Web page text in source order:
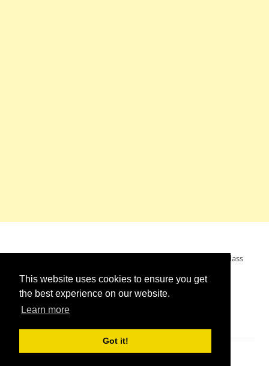
This website uses cookies to ensure you get
the best experience on our website.
Learn more
Got it!
Mein Wunsch: dass alle Menschen ohne Krieg leben dürfen, dass
alle Menschen den Krieg verurteilen und sich von den
Kriegstreibern abwenden. Das wünsche ich mir.